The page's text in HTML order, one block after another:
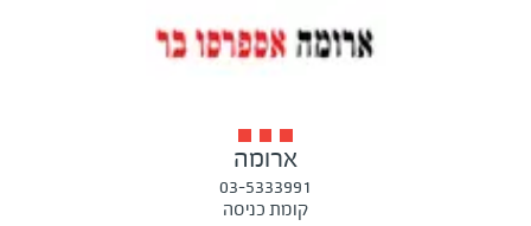
ארומה
03-5333991
קומת כניסה